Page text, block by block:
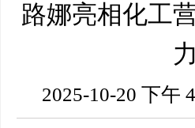
路娜亮相化工
2025-10-20 下